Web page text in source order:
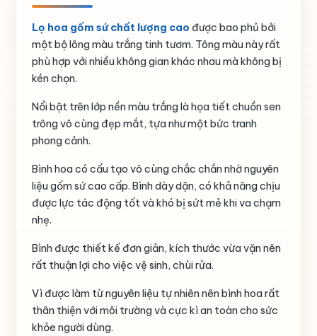
Lọ hoa gốm sứ chất lượng cao được bao phủ bởi
một bộ lông màu trắng tinh tươm. Tông màu này rất
phù hợp với nhiều không gian khác nhau mà không bị
kén chọn.
Nổi bật trên lớp nền màu trắng là họa tiết chuồn sen
trông vô cùng đẹp mắt, tựa như một bức tranh
phong cảnh.
Bình hoa có cấu tạo vô cùng chắc chắn nhờ nguyên
liệu gốm sứ cao cấp. Bình dày dặn, có khả năng chịu
được lực tác động tốt và khó bị sứt mẻ khi va chạm
nhẹ.
Bình được thiết kế đơn giản, kích thước vừa vặn nên
rất thuận lợi cho việc vệ sinh, chùi rửa.
Vì được làm từ nguyên liệu tự nhiên nên bình hoa rất
thân thiện với môi trường và cực kì an toàn cho sức
khỏe người dùng.